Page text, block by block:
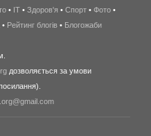
интернет
киев
wimax
в
• IT • Здоров'я • Спорт • Фото •
• Рейтинг блогів • Блогожаби
дозволяється за умови